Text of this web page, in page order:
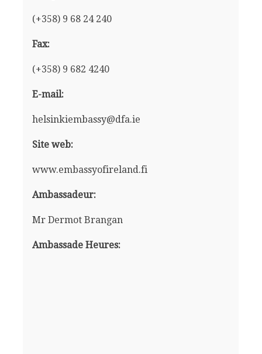
(+358) 9 68 24 240
Fax:
(+358) 9 682 4240
E-mail:
helsinkiembassy@dfa.ie
Site web:
www.embassyofireland.fi
Ambassadeur:
Mr Dermot Brangan
Ambassade Heures: